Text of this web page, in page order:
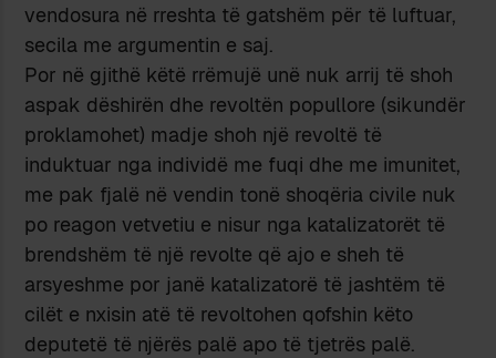
vendosura në rreshta të gatshëm për të luftuar,
secila me argumentin e saj.
Por në gjithë këtë rrëmujë unë nuk arrij të shoh
aspak dëshirën dhe revoltën popullore (sikundër
proklamohet) madje shoh një revoltë të
induktuar nga individë me fuqi dhe me imunitet,
me pak fjalë në vendin tonë shoqëria civile nuk
po reagon vetvetiu e nisur nga katalizatorët të
brendshëm të një revolte që ajo e sheh të
arsyeshme por janë katalizatorë të jashtëm të
cilët e nxisin atë të revoltohen qofshin këto
deputetë të njërës palë apo të tjetrës palë.